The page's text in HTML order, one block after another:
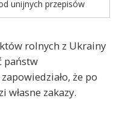
unijnych przepisów
rolnych z Ukrainy
państw
że po
zakazy.